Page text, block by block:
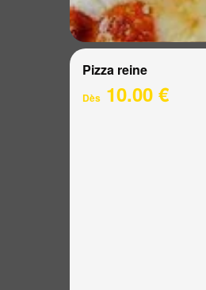
Pizza reine
Dès 10.00 €